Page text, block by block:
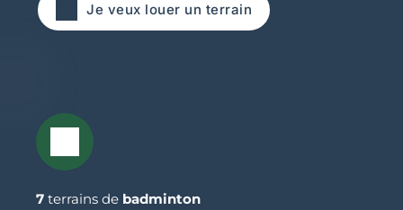
Je veux louer un terrain
7 terrains de badminton